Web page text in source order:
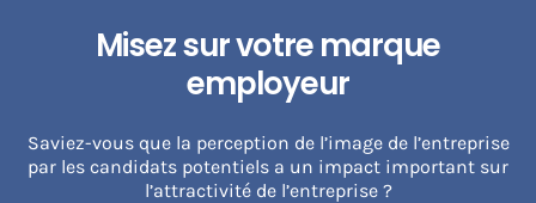
Misez sur votre marque
employeur
Saviez-vous que la perception de l’image de l’entreprise
par les candidats potentiels a un impact important sur
l’attractivité de l’entreprise ?